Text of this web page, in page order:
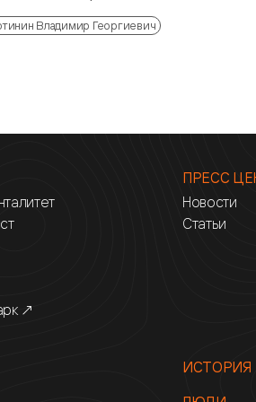
Владимир Георгиевич
↗
ПРЕСС
Новости
Статьи
ИСТОРИЯ